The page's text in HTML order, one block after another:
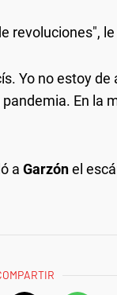
revoluciones",
Yo no estoy
En la
a Garzónel